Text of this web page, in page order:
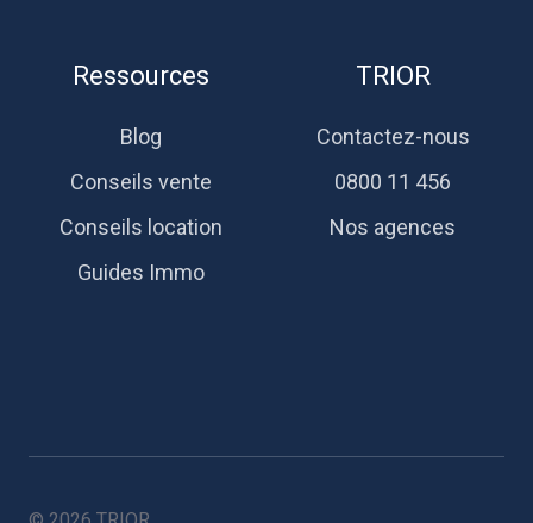
Ressources
Blog
Conseils vente
Conseils location
Guides Immo
TRIOR
Contactez-nous
0800 11 456
Nos agences